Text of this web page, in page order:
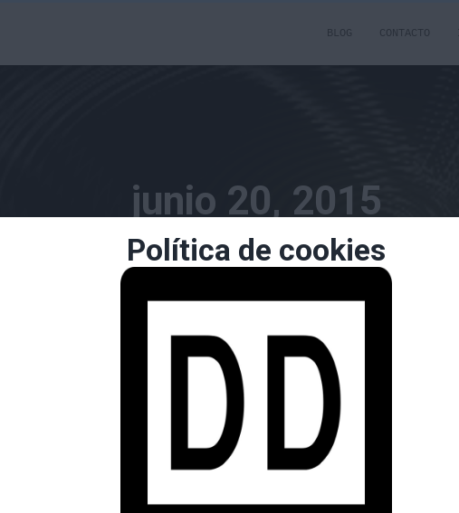
BLOG CONTACTO
junio 20, 2015
Rey Arturo (I)
esta vez dedicados a la figura del Rey Arturo. En este
Política de cookies